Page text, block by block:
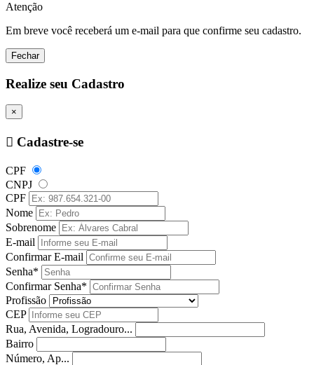
Atenção
Em breve você receberá um e-mail para que confirme seu cadastro.
Fechar
Realize seu Cadastro
×
Cadastre-se
CPF
CNPJ
CPF
Nome
Sobrenome
E-mail
Confirmar E-mail
Senha*
Confirmar Senha*
Profissão
CEP
Rua, Avenida, Logradouro...
Bairro
Número, Ap...